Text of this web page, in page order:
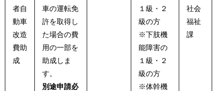
者自
動車
改造
費助
成
車の運転免
許を取得し
た場合の費
用の一部を
助成しま
す。
別途申請必
１級・２
級の方
※下肢機
能障害の
１級・２
級の方
※体幹機
社会
福祉
課